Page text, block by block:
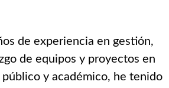
de experiencia en gestión,
de equipos y proyectos en
y académico, he tenido